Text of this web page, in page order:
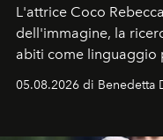
L'attrice Coco
dell'immagine, la
abiti come linguaggio
05.08.2026 di Benedetta